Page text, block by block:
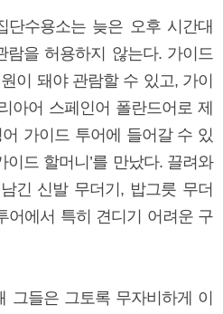
단수용소는 늦은 오후 시간대
을 허용하지 않는다. 가이드
이 돼야 관람할 수 있고, 가이
아어 스페인어 폴란드어로 제
가이드 투어에 들어갈 수 있
이드 할머니’를 만났다. 끌려와
긴 신발 무더기, 밥그릇 무더
어에서 특히 견디기 어려운 구
그들은 그토록 무자비하게 이